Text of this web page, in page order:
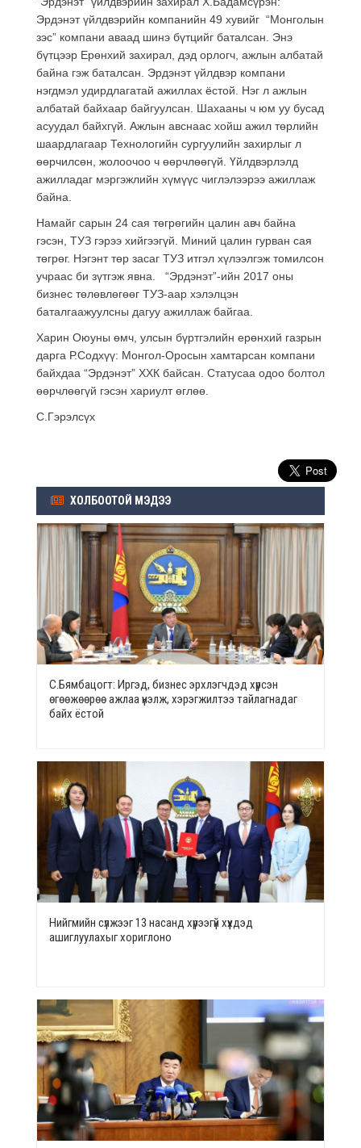
Эрдэнэт үйлдвэрийн компанийн 49 хувийг “Монголын
зэс” компани аваад шинэ бүтцийг баталсан. Энэ
бүтцээр Ерөнхий захирал, дэд орлогч, ажлын албатай
байна гэж баталсан. Эрдэнэт үйлдвэр компани
нэгдмэл удирдлагатай ажиллах ёстой. Нэг л ажлын
албатай байхаар байгуулсан. Шахааны ч юм уу бусад
асуудал байхгүй. Ажлын авснаас хойш ажил төрлийн
шаардлагаар Технологийн сургуулийн захирлыг л
өөрчилсөн, жолоочоо ч өөрчлөөгүй. Үйлдвэрлэлд
ажилладаг мэргэжлийн хүмүүс чиглэлээрээ ажиллаж
байна.
Намайг сарын 24 сая төгрөгийн цалин авч байна
гэсэн, ТУЗ гэрээ хийгээгүй. Миний цалин гурван сая
төгрөг. Нэгэнт төр засаг ТУЗ итгэл хүлээлгэж томилсон
учраас би зүтгэж явна. “Эрдэнэт”-ийн 2017 оны
бизнес төлөвлөгөөг ТУЗ-аар хэлэлцэн
баталгаажуулсны дагуу ажиллаж байгаа.
Харин Оюуны өмч, улсын бүртгэлийн ерөнхий газрын
дарга Р.Содхүү: Монгол-Оросын хамтарсан компани
байхдаа “Эрдэнэт” ХХК байсан. Статусаа одоо болтол
өөрчлөөгүй гэсэн хариулт өглөө.
С.Гэрэлсүх
ХОЛБООТОЙ МЭДЭЭ
С.Бямбацогт: Иргэд, бизнес эрхлэгчдэд хүрсэн
өгөөжөөрөө ажлаа үнэлж, хэрэгжилтээ тайлагнадаг
байх ёстой
Нийгмийн сүлжээг 13 насанд хүрээгүй хүүхдэд
ашиглуулахыг хориглоно